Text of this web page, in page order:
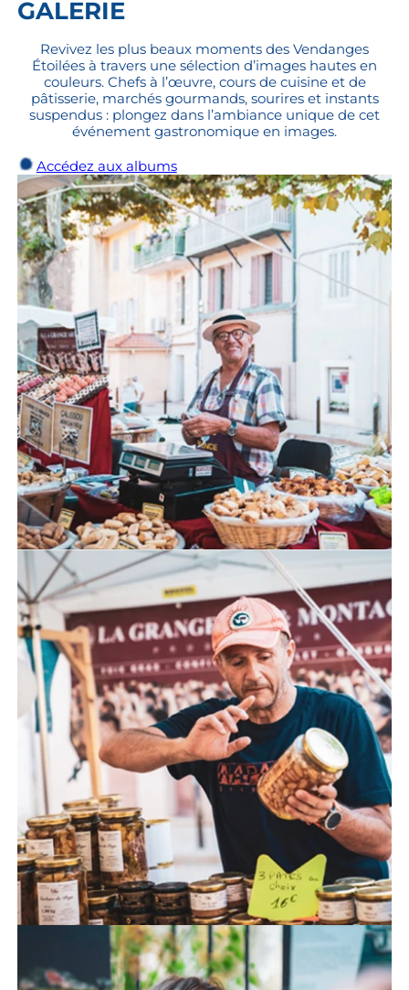
GALERIE
Revivez les plus beaux moments des Vendanges
Étoilées à travers une sélection d’images hautes en
couleurs. Chefs à l’œuvre, cours de cuisine et de
pâtisserie, marchés gourmands, sourires et instants
suspendus : plongez dans l’ambiance unique de cet
événement gastronomique en images.
Accédez aux albums